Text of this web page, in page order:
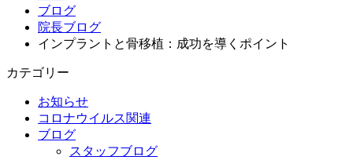
ブログ
院長ブログ
インプラントと骨移植：成功を導くポイント
カテゴリー
お知らせ
コロナウイルス関連
ブログ
スタッフブログ